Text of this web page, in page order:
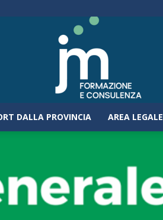
DALLA PROVINCIA AREA LEGALE